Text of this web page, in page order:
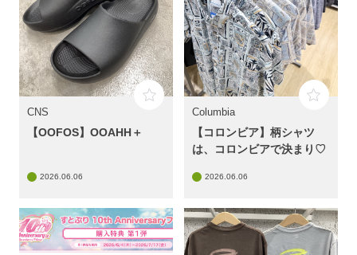
CNS
【OOFOS】OOAHH＋
2026.06.06
Columbia
【コロンビア】柄シャツ
は、コロンビアで決まり♡
2026.06.06